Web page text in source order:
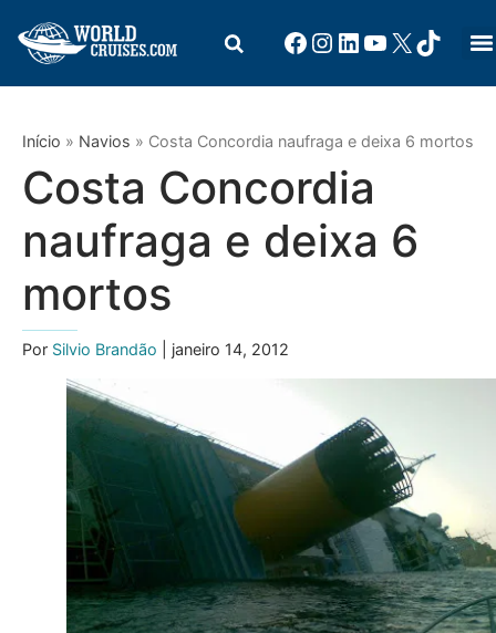
Início » Navios » Costa Concordia naufraga e deixa 6 mortos
Costa Concordia
naufraga e deixa 6
mortos
Por Silvio Brandão | janeiro 14, 2012